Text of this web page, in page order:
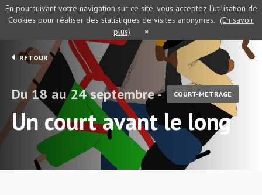
RETOUR
Du 18 au 24 septembre - COURT-MÉTRAGE
Un court avant le long
En poursuivant votre navigation sur ce site, vous acceptez l’utilisation de
Cookies pour réaliser des statistiques de visites anonymes. (En savoir
plus)
×